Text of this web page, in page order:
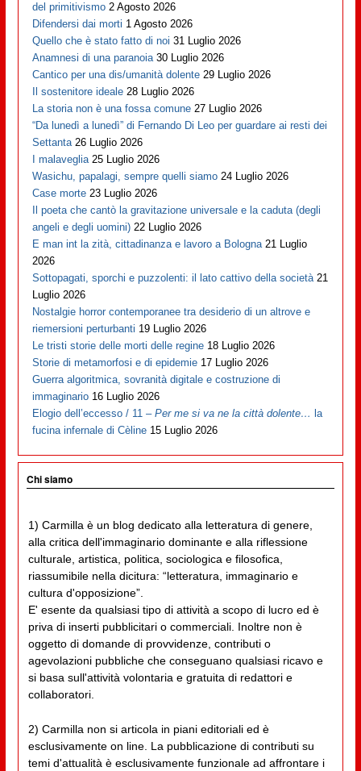
del primitivismo 2 Agosto 2026
Difendersi dai morti 1 Agosto 2026
Quello che è stato fatto di noi 31 Luglio 2026
Anamnesi di una paranoia 30 Luglio 2026
Cantico per una dis/umanità dolente 29 Luglio 2026
Il sostenitore ideale 28 Luglio 2026
La storia non è una fossa comune 27 Luglio 2026
“Da lunedì a lunedì” di Fernando Di Leo per guardare ai resti dei
Settanta 26 Luglio 2026
I malaveglia 25 Luglio 2026
Wasichu, papalagi, sempre quelli siamo 24 Luglio 2026
Case morte 23 Luglio 2026
Il poeta che cantò la gravitazione universale e la caduta (degli
angeli e degli uomini) 22 Luglio 2026
E man int la zità, cittadinanza e lavoro a Bologna 21 Luglio
2026
Sottopagati, sporchi e puzzolenti: il lato cattivo della società 21
Luglio 2026
Nostalgie horror contemporanee tra desiderio di un altrove e
riemersioni perturbanti 19 Luglio 2026
Le tristi storie delle morti delle regine 18 Luglio 2026
Storie di metamorfosi e di epidemie 17 Luglio 2026
Guerra algoritmica, sovranità digitale e costruzione di
immaginario 16 Luglio 2026
Elogio dell’eccesso / 11 –Per me si va ne la città dolente… la
fucina infernale di Cèline 15 Luglio 2026
Chi siamo
1) Carmilla è un blog dedicato alla letteratura di genere,
alla critica dell'immaginario dominante e alla riflessione
culturale, artistica, politica, sociologica e filosofica,
riassumibile nella dicitura: “letteratura, immaginario e
cultura d'opposizione”.
E' esente da qualsiasi tipo di attività a scopo di lucro ed è
priva di inserti pubblicitari o commerciali. Inoltre non è
oggetto di domande di provvidenze, contributi o
agevolazioni pubbliche che conseguano qualsiasi ricavo e
si basa sull'attività volontaria e gratuita di redattori e
collaboratori.
2) Carmilla non si articola in piani editoriali ed è
esclusivamente on line. La pubblicazione di contributi su
temi d'attualità è esclusivamente funzionale ad affrontare i